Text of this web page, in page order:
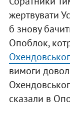
жертвувати
б знову
Опоблок,
вимоги
сказали в